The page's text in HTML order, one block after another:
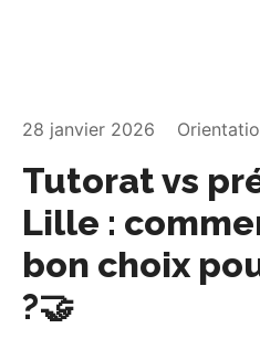
28 janvier 2026
Tutorat vs
Lille :
bon choix
?🤝